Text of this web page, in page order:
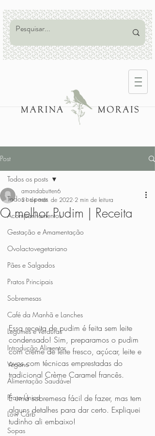
Post
Todos os posts
Acompanhamentos
Gestação e Amamentação
Ovolactovegetariano
Pães e Salgados
Pratos Principais
Sobremesas
Café da Manhã e Lanches
Legumes e Verduras
Introdução Alimentar
Vegano
Alimentação Saudável
Prato Único
Low Carb
Sopas
Todos os posts
O melhor Pudim | Receita
amandabutten6
31 de mar. de 2022 2 min de leitura
Essa receita de pudim é feita sem leite
condensado! Sim, preparamos o pudim
com creme de leite fresco, açúcar, leite e
ovos com técnicas emprestadas do
tradicional Crème Caramel francês.
É uma sobremesa fácil de fazer, mas tem
alguns detalhes para dar certo. Expliquei
tudinho ali embaixo!